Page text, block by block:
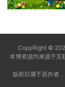
CopyRight ©
本博资源均来源于互
版权归属于原作者